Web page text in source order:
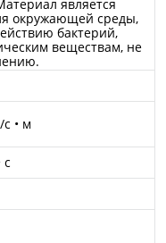
является
окружающей среды,
бактерий,
веществам, не
• м
с